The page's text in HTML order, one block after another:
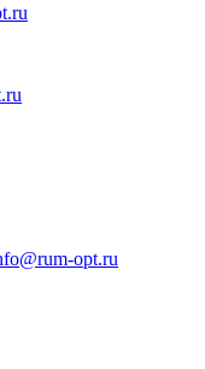
opt.ru